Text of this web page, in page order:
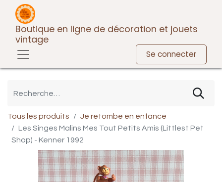
Boutique en ligne de décoration et jouets
vintage
Se connecter
Tous les produits
Je retombe en enfance
Les Singes Malins Mes Tout Petits Amis (Littlest Pet
Shop) - Kenner 1992